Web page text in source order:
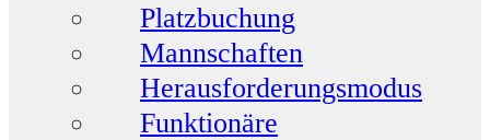
Platzbuchung
Mannschaften
Herausforderungsmodus
Funktionäre